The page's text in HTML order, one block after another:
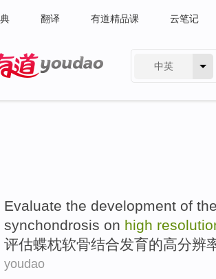
翻译 有道精品课 云笔记
中英
Evaluate the development of
synchondrosis on high
评估蝶枕软骨结合发育的高分辨
youdao